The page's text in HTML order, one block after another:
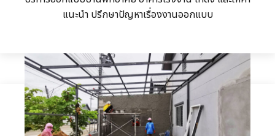
แนะนำ ปรึกษาปัญหาเรื่องงานออกแบบ